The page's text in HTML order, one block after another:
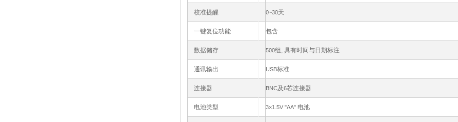
校准提醒 0~30天
一键复位功能 包含
数据储存 500组, 具有时间与日期标注
通讯输出 USB标准
连接器 BNC及6芯连接器
电池类型 3×1.5V "AA" 电池